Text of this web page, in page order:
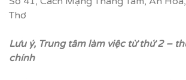
Thơ
Lưu ý, Trung tâm làm việc từ thứ 2 –
chính